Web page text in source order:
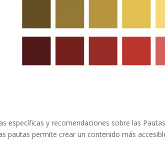
específicas y recomendaciones sobre las
pautas permite crear un contenido más